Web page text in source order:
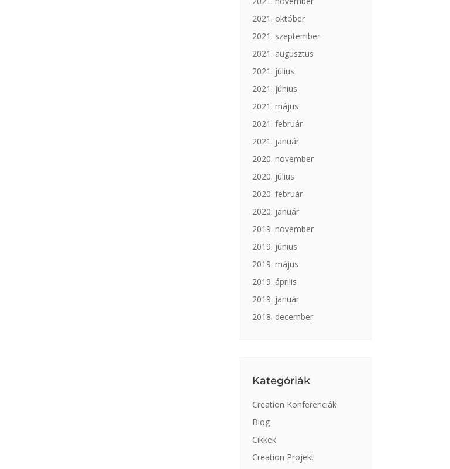
2021. október
2021. szeptember
2021. augusztus
2021. július
2021. június
2021. május
2021. február
2021. január
2020. november
2020. július
2020. február
2020. január
2019. november
2019. június
2019. május
2019. április
2019. január
2018. december
Kategóriák
Creation Konferenciák
Blog
Cikkek
Creation Projekt